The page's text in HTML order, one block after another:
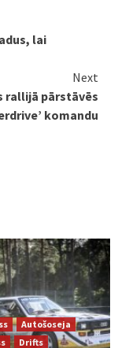
lai
Next
rallijā pārstāvēs
komandu
Autošoseja
Drifts